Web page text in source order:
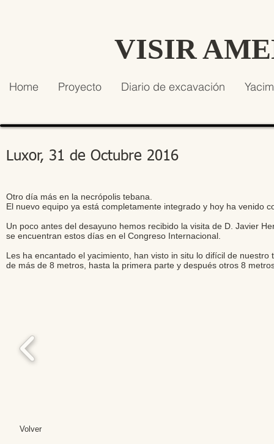
VISIR
Home Proyecto Diario de excavación
Luxor, 31 de Octubre 2016
Otro día más en la necrópolis tebana.
El nuevo equipo ya está completamente integrado y hoy ha venido
Un poco antes del desayuno hemos recibido la visita de D. Javier
se encuentran estos días en el Congreso Internacional.
Les ha encantado el yacimiento, han visto in situ lo difícil de
de más de 8 metros, hasta la primera parte y después otros 8
Volver